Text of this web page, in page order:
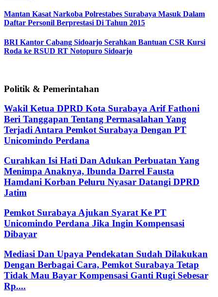
Mantan Kasat Narkoba Polrestabes Surabaya Masuk Dalam
Daftar Personil Berprestasi Di Tahun 2015
BRI Kantor Cabang Sidoarjo Serahkan Bantuan CSR Kursi
Roda ke RSUD RT Notopuro Sidoarjo
Politik & Pemerintahan
Wakil Ketua DPRD Kota Surabaya Arif Fathoni
Beri Tanggapan Tentang Permasalahan Yang
Terjadi Antara Pemkot Surabaya Dengan PT
Unicomindo Perdana
Curahkan Isi Hati Dan Adukan Perbuatan Yang
Menimpa Anaknya, Ibunda Darrel Fausta
Hamdani Korban Peluru Nyasar Datangi DPRD
Jatim
Pemkot Surabaya Ajukan Syarat Ke PT
Unicomindo Perdana Jika Ingin Kompensasi
Dibayar
Mediasi Dan Upaya Pendekatan Sudah Dilakukan
Dengan Berbagai Cara, Pemkot Surabaya Tetap
Tidak Mau Bayar Kompensasi Ganti Rugi Sebesar
Rp....